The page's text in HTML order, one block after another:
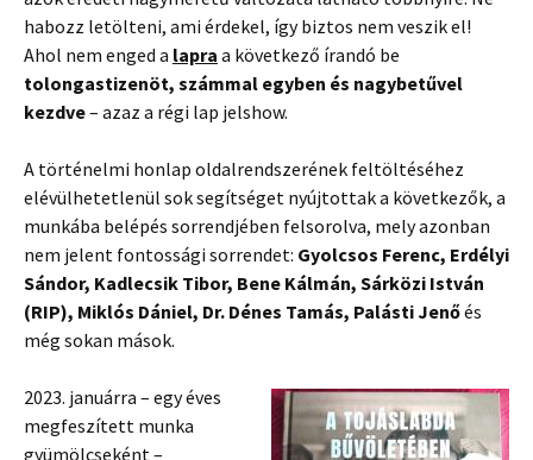
habozz letölteni, ami érdekel, így biztos nem veszik el!
Ahol nem enged a lapra a következő írandó be
tolongastizenöt, számmal egyben és nagybetűvel
kezdve– azaz a régi lap jelshow.
A történelmi honlap oldalrendszerének feltöltéséhez
elévülhetetlenül sok segítséget nyújtottak a következők, a
munkába belépés sorrendjében felsorolva, mely azonban
nem jelent fontossági sorrendet: Gyolcsos Ferenc, Erdélyi
Sándor, Kadlecsik Tibor, Bene Kálmán, Sárközi István
(RIP), Miklós Dániel, Dr. Dénes Tamás, Palásti Jenőés
még sokan mások.
2023. januárra – egy éves
megfeszített munka
gyümölcseként –